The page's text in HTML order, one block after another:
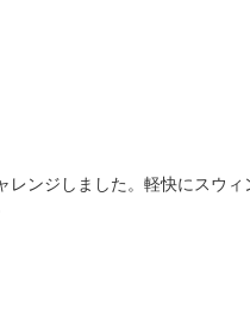
ンジしました。軽快にスウ